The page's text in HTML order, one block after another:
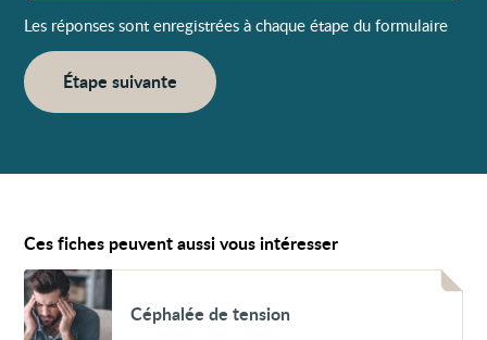
Les réponses sont enregistrées à chaque étape du formulaire
Étape suivante
Ces fiches peuvent aussi vous intéresser
Voir
Céphalée
de
tension
Céphalée de tension